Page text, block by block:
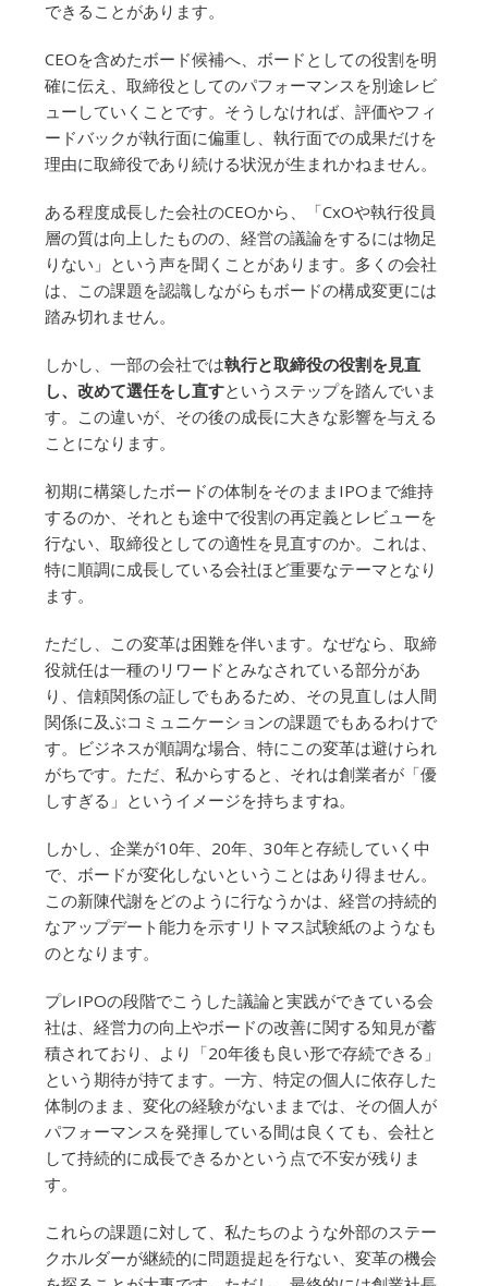
できることがあります。
CEOを含めたボード候補へ、ボードとしての役割を明
確に伝え、取締役としてのパフォーマンスを別途レビ
ューしていくことです。そうしなければ、評価やフィ
ードバックが執行面に偏重し、執行面での成果だけを
理由に取締役であり続ける状況が生まれかねません。
ある程度成長した会社のCEOから、「CxOや執行役員
層の質は向上したものの、経営の議論をするには物足
りない」という声を聞くことがあります。多くの会社
は、この課題を認識しながらもボードの構成変更には
踏み切れません。
しかし、一部の会社では執行と取締役の役割を見直
し、改めて選任をし直すというステップを踏んでいま
す。この違いが、その後の成長に大きな影響を与える
ことになります。
初期に構築したボードの体制をそのままIPOまで維持
するのか、それとも途中で役割の再定義とレビューを
行ない、取締役としての適性を見直すのか。これは、
特に順調に成長している会社ほど重要なテーマとなり
ます。
ただし、この変革は困難を伴います。なぜなら、取締
役就任は一種のリワードとみなされている部分があ
り、信頼関係の証しでもあるため、その見直しは人間
関係に及ぶコミュニケーションの課題でもあるわけで
す。ビジネスが順調な場合、特にこの変革は避けられ
がちです。ただ、私からすると、それは創業者が「優
しすぎる」というイメージを持ちますね。
しかし、企業が10年、20年、30年と存続していく中
で、ボードが変化しないということはあり得ません。
この新陳代謝をどのように行なうかは、経営の持続的
なアップデート能力を示すリトマス試験紙のようなも
のとなります。
プレIPOの段階でこうした議論と実践ができている会
社は、経営力の向上やボードの改善に関する知見が蓄
積されており、より「20年後も良い形で存続できる」
という期待が持てます。一方、特定の個人に依存した
体制のまま、変化の経験がないままでは、その個人が
パフォーマンスを発揮している間は良くても、会社と
して持続的に成長できるかという点で不安が残りま
す。
これらの課題に対して、私たちのような外部のステー
クホルダーが継続的に問題提起を行ない、変革の機会